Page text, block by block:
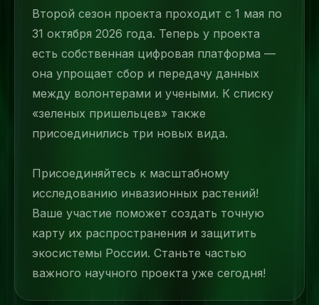
Второй сезон проекта проходит с 1 мая по
31 октября 2026 года. Теперь у проекта
есть собственная цифровая платформа —
она упрощает сбор и передачу данных
между волонтерами и учеными. К списку
«зеленых пришельцев» также
присоединились три новых вида.
Присоединяйтесь к масштабному
исследованию инвазионных растений!
Ваше участие поможет создать точную
карту их распространения и защитить
экосистемы России. Станьте частью
важного научного проекта уже сегодня!